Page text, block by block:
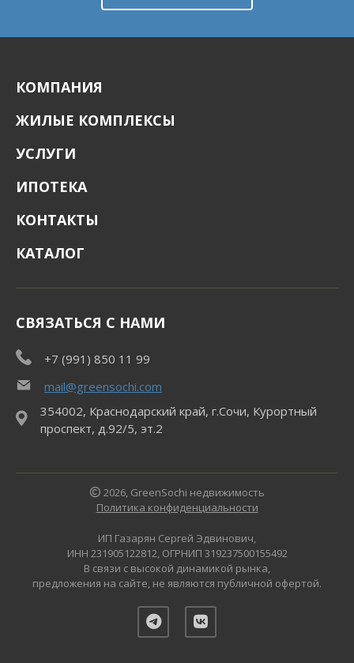
КОМПАНИЯ
ЖИЛЫЕ КОМПЛЕКСЫ
УСЛУГИ
ИПОТЕКА
КОНТАКТЫ
КАТАЛОГ
СВЯЗАТЬСЯ С НАМИ
+7 (991) 850 11 99
mail@greensochi.com
354002, Краснодарский край, г.Сочи, Курортный
проспект, д.92/5, эт.2
2026, GreenSochi недвижимость
Политика конфиденциальности
ИП Газарян Сергей Эдвинович,
ИНН 231905122812, ОГРНИП 319237500155492
В связи с высокой динамикой рынка,
предложения на сайте, не являются публичной офертой.